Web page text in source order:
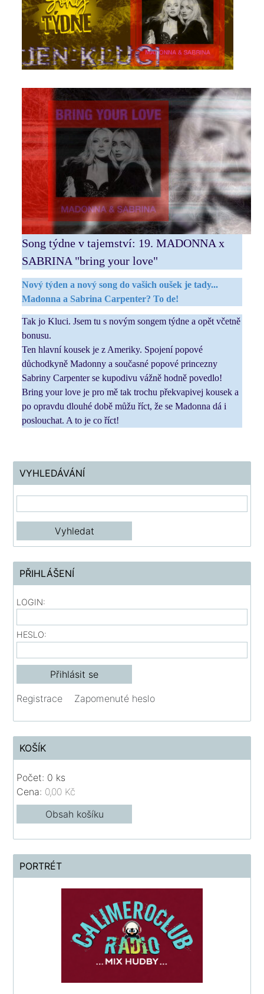
Song týdne v tajemství: 19. MADONNA x
SABRINA "bring your love"
Nový týden a nový song do vašich oušek je tady...
Madonna a Sabrina Carpenter? To de!
Tak jo Kluci. Jsem tu s novým songem týdne a opět včetně
bonusu.
Ten hlavní kousek je z Ameriky. Spojení popové
důchodkyně Madonny a současné popové princezny
Sabriny Carpenter se kupodivu vážně hodně povedlo!
Bring your love je pro mě tak trochu překvapivej kousek a
po opravdu dlouhé době můžu říct, že se Madonna dá i
poslouchat. A to je co říct!
VYHLEDÁVÁNÍ
PŘIHLÁŠENÍ
LOGIN:
HESLO:
Registrace Zapomenuté heslo
KOŠÍK
Počet: 0 ks
Cena: 0,00 Kč
Obsah košíku
PORTRÉT